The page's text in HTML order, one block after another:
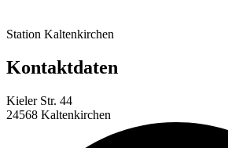
Station Kaltenkirchen
Kontaktdaten
Kieler Str. 44
24568 Kaltenkirchen